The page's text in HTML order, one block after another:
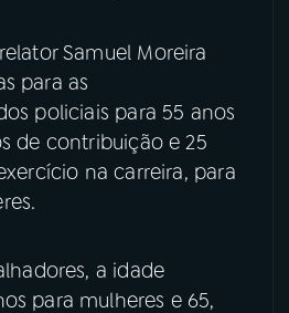
Samuel Moreira
para as
policiais para 55 anos
de contribuição e 25
na carreira, para
a idade
para mulheres e 65,